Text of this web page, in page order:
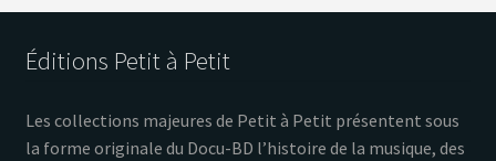
Éditions Petit à Petit
Les collections majeures de Petit à Petit présentent sous
la forme originale du Docu-BD l’histoire de la musique, des